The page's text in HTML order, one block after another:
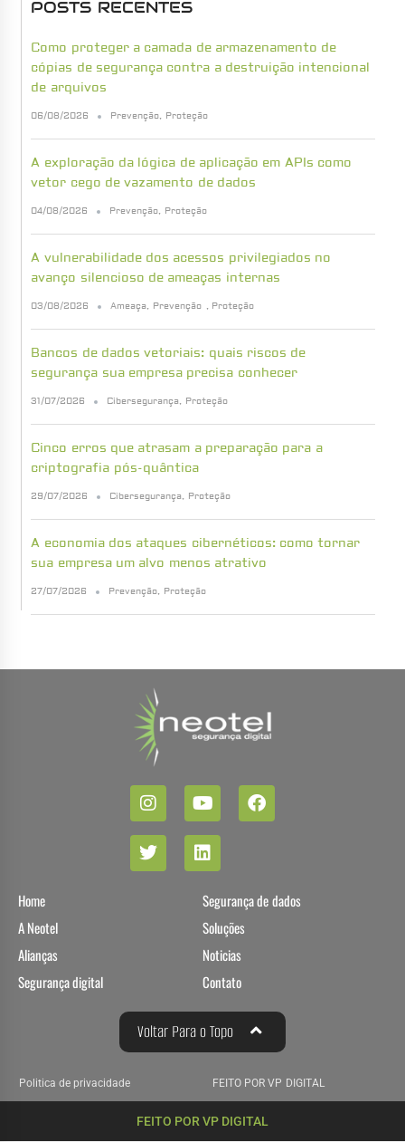
POSTS RECENTES
Como proteger a camada de armazenamento de
cópias de segurança contra a destruição intencional
de arquivos
06/08/2026 Prevenção, Proteção
A exploração da lógica de aplicação em APIs como
vetor cego de vazamento de dados
04/08/2026 Prevenção, Proteção
A vulnerabilidade dos acessos privilegiados no
avanço silencioso de ameaças internas
03/08/2026 Ameaça, Prevenção , Proteção
Bancos de dados vetoriais: quais riscos de
segurança sua empresa precisa conhecer
31/07/2026 Cibersegurança, Proteção
Cinco erros que atrasam a preparação para a
criptografia pós-quântica
29/07/2026 Cibersegurança, Proteção
A economia dos ataques cibernéticos: como tornar
sua empresa um alvo menos atrativo
27/07/2026 Prevenção, Proteção
Home
A Neotel
Alianças
Segurança digital
Segurança de dados
Soluções
Noticias
Contato
Voltar Para o Topo
Politica de privacidade FEITO POR VP DIGITAL
FEITO POR VP DIGITAL